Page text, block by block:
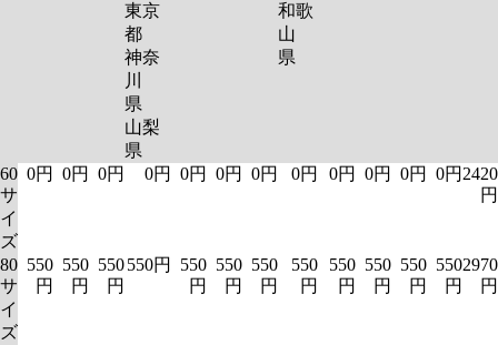
東京
都
神奈
川
県
山梨
県
和歌
山
県
60
サ
イ
ズ
0円 0円 0円 0円 0円 0円 0円 0円 0円 0円 0円 0円2420
円
80
サ
イ
ズ
550
円
550
円
550
円
550円
550
円
550
円
550
円
550
円
550
円
550
円
550
円
550
円
2970
円